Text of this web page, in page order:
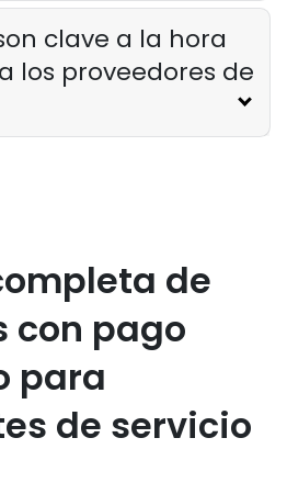
clave a la hora
los proveedores de
de
con pago
para
de servicio